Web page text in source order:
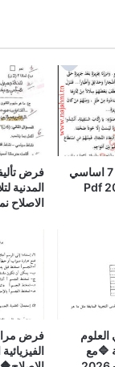
فرض جامع في العربية 7 اساسي
الاصلاح
عدد 3 في العلوم
🔷مع